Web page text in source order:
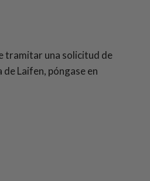
tramitar una solicitud de
Laifen, póngase en